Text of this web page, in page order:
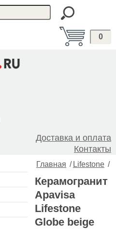
0
Доставка и оплата
Контакты
Главная / Lifestone /
Керамогранит
Apavisa
Lifestone
Globe beige